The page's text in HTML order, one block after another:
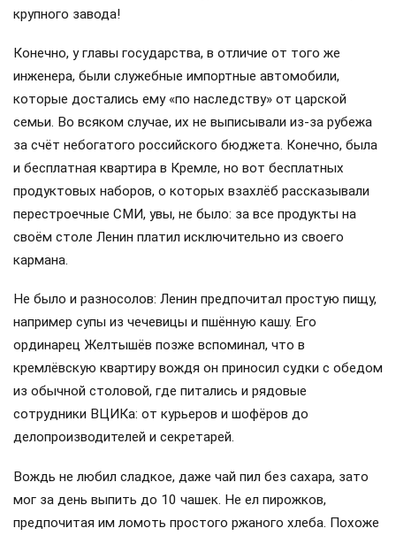
крупного завода!
Конечно, у главы государства, в отличие от того же
инженера, были служебные импортные автомобили,
которые достались ему «по наследству» от царской
семьи. Во всяком случае, их не выписывали из-за рубежа
за счёт небогатого российского бюджета. Конечно, была
и бесплатная квартира в Кремле, но вот бесплатных
продуктовых наборов, о которых взахлёб рассказывали
перестроечные СМИ, увы, не было: за все продукты на
своём столе Ленин платил исключительно из своего
кармана.
Не было и разносолов: Ленин предпочитал простую пищу,
например супы из чечевицы и пшённую кашу. Его
ординарец Желтышёв позже вспоминал, что в
кремлёвскую квартиру вождя он приносил судки с обедом
из обычной столовой, где питались и рядовые
сотрудники ВЦИКа: от курьеров и шофёров до
делопроизводителей и секретарей.
Вождь не любил сладкое, даже чай пил без сахара, зато
мог за день выпить до 10 чашек. Не ел пирожков,
предпочитая им ломоть простого ржаного хлеба. Похоже